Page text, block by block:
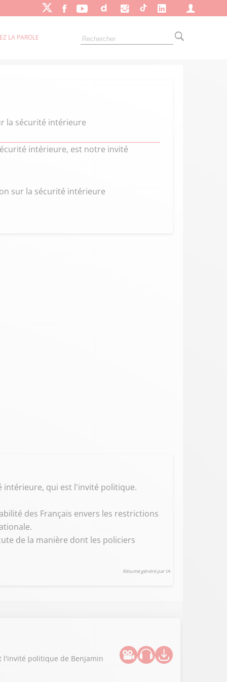
LA PAROLE
la sécurité intérieure
intérieure, est notre invité
sur la sécurité intérieure
intérieure, qui est l'invité politique.
des Français envers les restrictions
de la manière dont les policiers
Résumé généré par IA
l'invité politique de Benjamin